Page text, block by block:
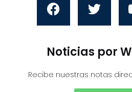
Noticias por
Recibe nuestras notas